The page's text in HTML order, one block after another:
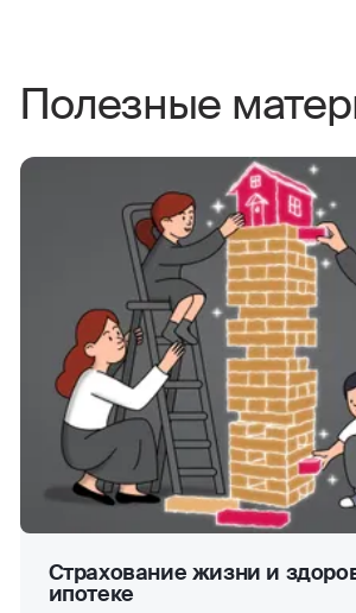
Полезные
Страхование жизни и
ипотеке